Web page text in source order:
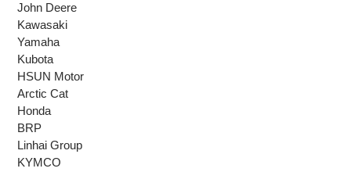
John Deere
Kawasaki
Yamaha
Kubota
HSUN Motor
Arctic Cat
Honda
BRP
Linhai Group
KYMCO